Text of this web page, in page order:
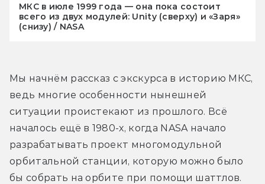
МКС в июле 1999 года — она пока состоит
всего из двух модулей: Unity (сверху) и «Заря»
(снизу) / NASA
Мы начнём рассказ с экскурса в историю МКС,
ведь многие особенности нынешней
ситуации проистекают из прошлого. Всё
началось ещё в 1980-х, когда NASA начало
разрабатывать проект многомодульной
орбитальной станции, которую можно было
бы собрать на орбите при помощи шаттлов.